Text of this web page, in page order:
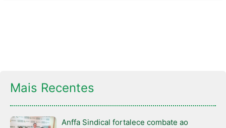
Mais Recentes
Anffa Sindical fortalece combate ao